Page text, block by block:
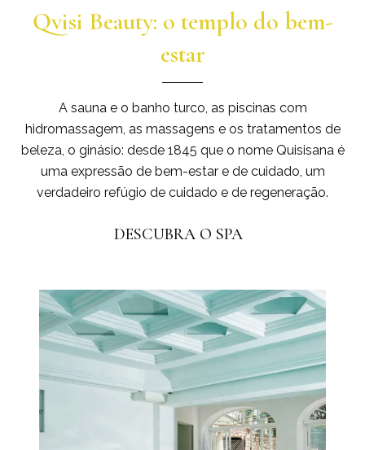
Qvisi Beauty: o templo do bem-
estar
A sauna e o banho turco, as piscinas com
hidromassagem, as massagens e os tratamentos de
beleza, o ginásio: desde 1845 que o nome Quisisana é
uma expressão de bem-estar e de cuidado, um
verdadeiro refúgio de cuidado e de regeneração.
DESCUBRA O SPA